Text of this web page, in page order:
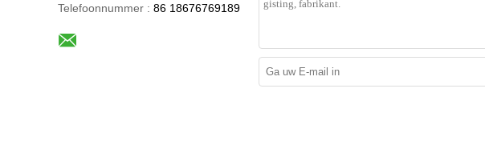
Telefoonnummer : 86 18676769189